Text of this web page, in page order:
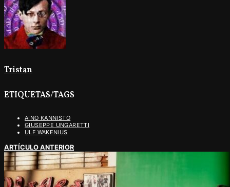
Tristan
ETIQUETAS/TAGS
AINO KANNISTO
GIUSEPPE UNGARETTI
ULF WAKENIUS
ARTÍCULO ANTERIOR